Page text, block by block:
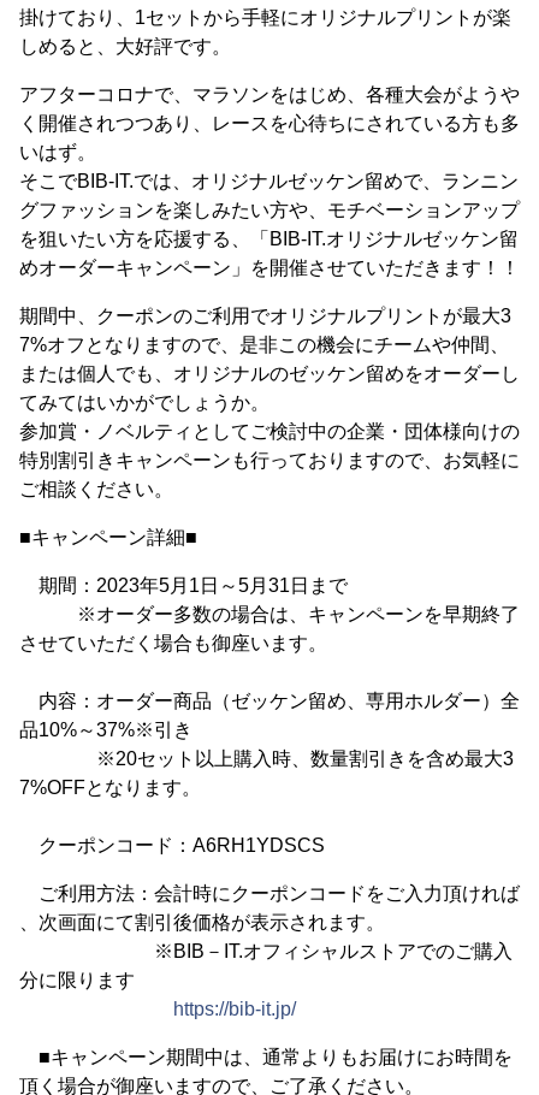
掛けており、1セットから手軽にオリジナルプリントが楽
しめると、大好評です。
アフターコロナで、マラソンをはじめ、各種大会がようや
く開催されつつあり、レースを心待ちにされている方も多
いはず。
そこでBIB-IT.では、オリジナルゼッケン留めで、ランニン
グファッションを楽しみたい方や、モチベーションアップ
を狙いたい方を応援する、「BIB-IT.オリジナルゼッケン留
めオーダーキャンペーン」を開催させていただきます！！
期間中、クーポンのご利用でオリジナルプリントが最大3
7%オフとなりますので、是非この機会にチームや仲間、
または個人でも、オリジナルのゼッケン留めをオーダーし
てみてはいかがでしょうか。
参加賞・ノベルティとしてご検討中の企業・団体様向けの
特別割引きキャンペーンも行っておりますので、お気軽に
ご相談ください。
■キャンペーン詳細■
期間：2023年5月1日～5月31日まで
※オーダー多数の場合は、キャンペーンを早期終了
させていただく場合も御座います。
内容：オーダー商品（ゼッケン留め、専用ホルダー）全
品10%～37%※引き
※20セット以上購入時、数量割引きを含め最大3
7%OFFとなります。
クーポンコード：A6RH1YDSCS
ご利用方法：会計時にクーポンコードをご入力頂ければ
、次画面にて割引後価格が表示されます。
※BIB－IT.オフィシャルストアでのご購入
分に限ります
https://bib-it.jp/
■キャンペーン期間中は、通常よりもお届けにお時間を
頂く場合が御座いますので、ご了承ください。